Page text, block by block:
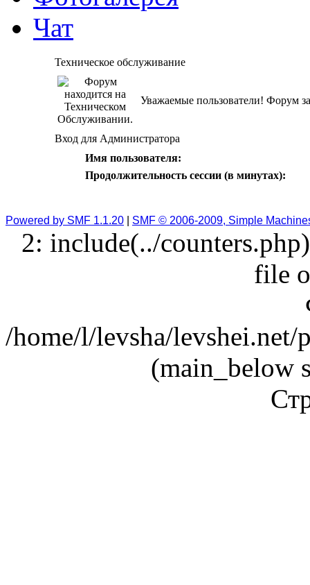
Чат
Техническое обслуживание
Уважаемые пользователи! Форум
Вход для Администратора
Имя пользователя:
Продолжительность сессии (в минутах):
Powered by SMF 1.1.20 SMF © 2006-2009, Simple
2: include(../
file
/home/l/levsha/
(main_below